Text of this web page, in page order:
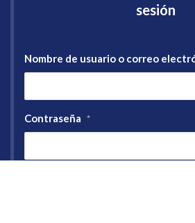
sesión
Nombre de usuario o correo
Contraseña *